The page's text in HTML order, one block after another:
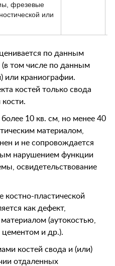
фрезевые
или
по данным
том числе по данным
или краниографии.
костей только свода
более 10 кв. см, но менее 40
материалом,
и не сопровождается
нарушением функции
освидетельствование
костно-пластической
как дефект,
(аутокостью,
цементом и др.).
костей свода и (или)
отдаленных